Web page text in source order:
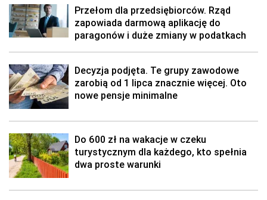
Przełom dla przedsiębiorców. Rząd
zapowiada darmową aplikację do
paragonów i duże zmiany w podatkach
Decyzja podjęta. Te grupy zawodowe
zarobią od 1 lipca znacznie więcej. Oto
nowe pensje minimalne
Do 600 zł na wakacje w czeku
turystycznym dla każdego, kto spełnia
dwa proste warunki